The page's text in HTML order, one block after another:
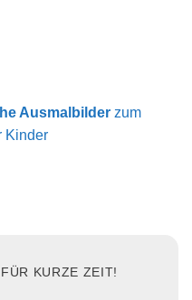
Ausmalbilder zum
Kinder
KURZE ZEIT!